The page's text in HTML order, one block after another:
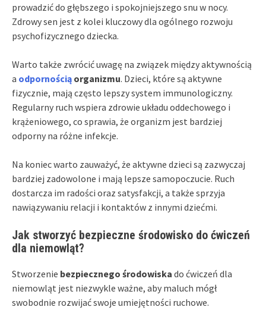
prowadzić do głębszego i spokojniejszego snu w nocy.
Zdrowy sen jest z kolei kluczowy dla ogólnego rozwoju
psychofizycznego dziecka.
Warto także zwrócić uwagę na związek między aktywnością
a odpornością organizmu. Dzieci, które są aktywne
fizycznie, mają często lepszy system immunologiczny.
Regularny ruch wspiera zdrowie układu oddechowego i
krążeniowego, co sprawia, że organizm jest bardziej
odporny na różne infekcje.
Na koniec warto zauważyć, że aktywne dzieci są zazwyczaj
bardziej zadowolone i mają lepsze samopoczucie. Ruch
dostarcza im radości oraz satysfakcji, a także sprzyja
nawiązywaniu relacji i kontaktów z innymi dziećmi.
Jak stworzyć bezpieczne środowisko do ćwiczeń
dla niemowląt?
Stworzenie bezpiecznego środowiska do ćwiczeń dla
niemowląt jest niezwykle ważne, aby maluch mógł
swobodnie rozwijać swoje umiejętności ruchowe.